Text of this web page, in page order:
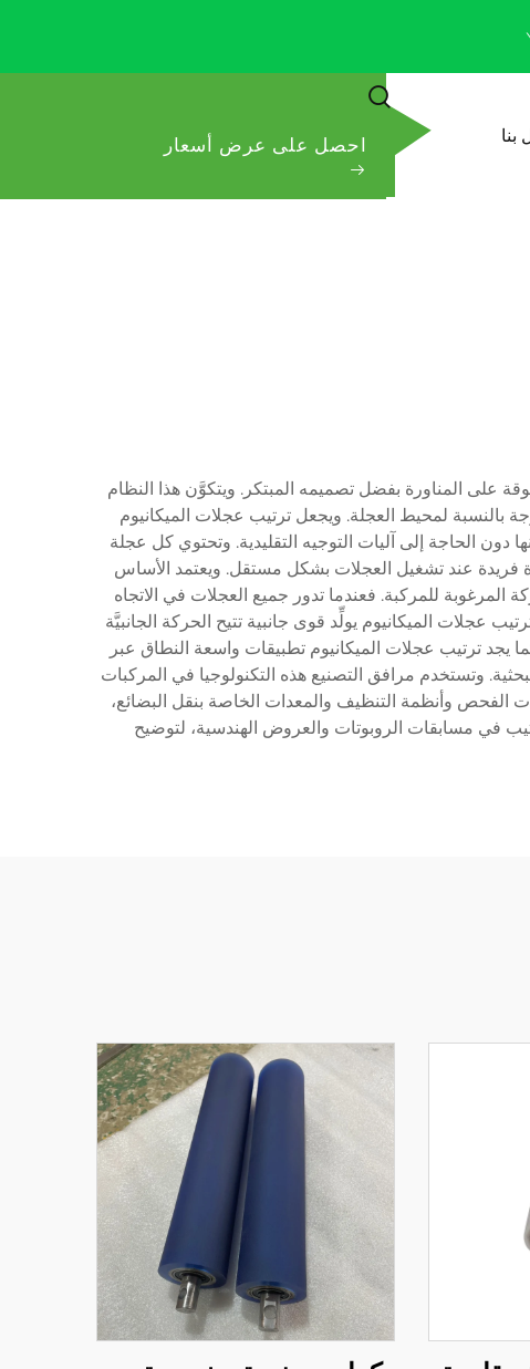
بنا احصل على عرض أسعار
على المناورة بفضل تصميمه المبتكر. ويتكوَّن هذا النظام
العجلات من أربع عجلات مرتبة على شكل مستطيل، وتتميَّز كلٌّ منها بأسطوانات مائلة موضوعة بزاوية ٤٥ درجة بالنسبة لمحيط العجلة. ويجعل ترتيب عجلات الميكانيوم
الحاجة إلى آليات التوجيه التقليدية. وتحتوي كل عجلة
فريدة عند تشغيل العجلات بشكل مستقل. ويعتمد الأساس
المرغوبة للمركبة. فعندما تدور جميع العجلات في الاتجاه
عجلات الميكانيوم يولِّد قوى جانبية تتيح الحركة الجانبيَّة
يجد ترتيب عجلات الميكانيوم تطبيقات واسعة النطاق عبر
وتستخدم مرافق التصنيع هذه التكنولوجيا في المركبات
الفحص وأنظمة التنظيف والمعدات الخاصة بنقل البضائع،
في مسابقات الروبوتات والعروض الهندسية، لتوضيح